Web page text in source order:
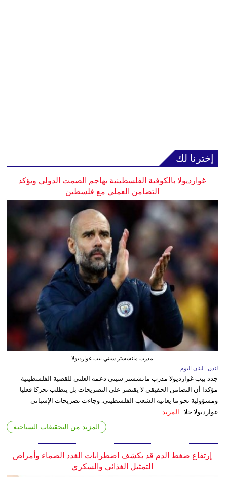
إخترنا لك
غوارديولا بالكوفية الفلسطينية يهاجم الصمت الدولي ويؤكد
التضامن العملي مع فلسطين
مدرب مانشستر سيتي بيب غوارديولا
لندن ـ لبنان اليوم
جدد بيب غوارديولا مدرب مانشستر سيتي دعمه العلني للقضية الفلسطينية
مؤكدا أن التضامن الحقيقي لا يقتصر على التصريحات بل يتطلب تحركا فعليا
ومسؤولية نحو ما يعانيه الشعب الفلسطيني. وجاءت تصريحات الإسباني
غوارديولا خلا...
المزيد
المزيد من التحقيقات السياحية
إرتفاع ضغط الدم قد يكشف اضطرابات الغدد الصماء وأمراض
التمثيل الغذائي والسكري